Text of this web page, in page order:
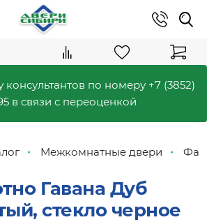
консультантов по номеру +7 (3852)
в связи с переоценкой
Межкомнатные двери
Гавана Дуб
стекло черное